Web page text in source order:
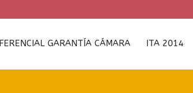
GARANTÍA CÁMARA ITA 2014